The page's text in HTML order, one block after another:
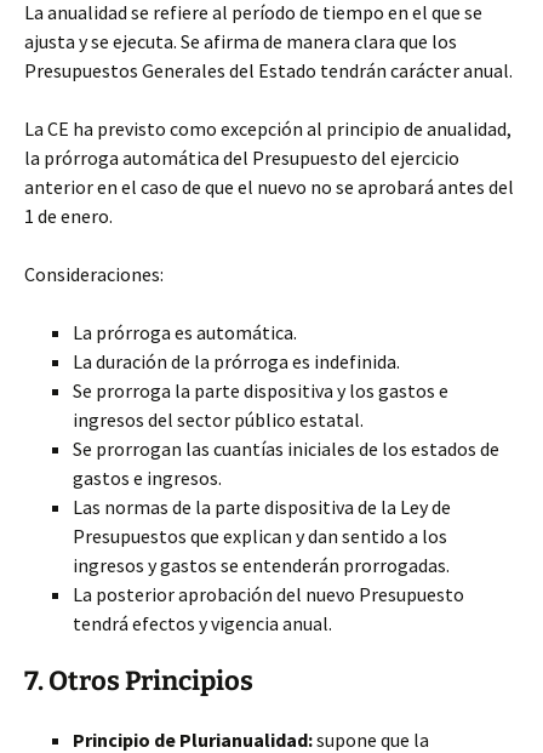
La anualidad se refiere al período de tiempo en el que se
ajusta y se ejecuta. Se afirma de manera clara que los
Presupuestos Generales del Estado tendrán carácter anual.
La CE ha previsto como excepción al principio de anualidad,
la prórroga automática del Presupuesto del ejercicio
anterior en el caso de que el nuevo no se aprobará antes del
1 de enero.
Consideraciones:
La prórroga es automática.
La duración de la prórroga es indefinida.
Se prorroga la parte dispositiva y los gastos e
ingresos del sector público estatal.
Se prorrogan las cuantías iniciales de los estados de
gastos e ingresos.
Las normas de la parte dispositiva de la Ley de
Presupuestos que explican y dan sentido a los
ingresos y gastos se entenderán prorrogadas.
La posterior aprobación del nuevo Presupuesto
tendrá efectos y vigencia anual.
7. Otros Principios
Principio de Plurianualidad:supone que la